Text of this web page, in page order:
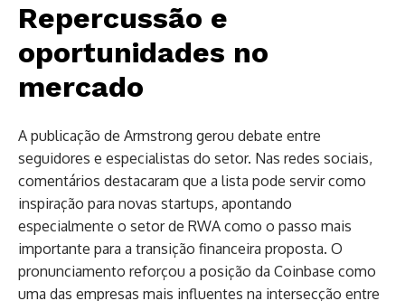
Repercussão e
oportunidades no
mercado
A publicação de Armstrong gerou debate entre
seguidores e especialistas do setor. Nas redes sociais,
comentários destacaram que a lista pode servir como
inspiração para novas startups, apontando
especialmente o setor de RWA como o passo mais
importante para a transição financeira proposta. O
pronunciamento reforçou a posição da Coinbase como
uma das empresas mais influentes na intersecção entre